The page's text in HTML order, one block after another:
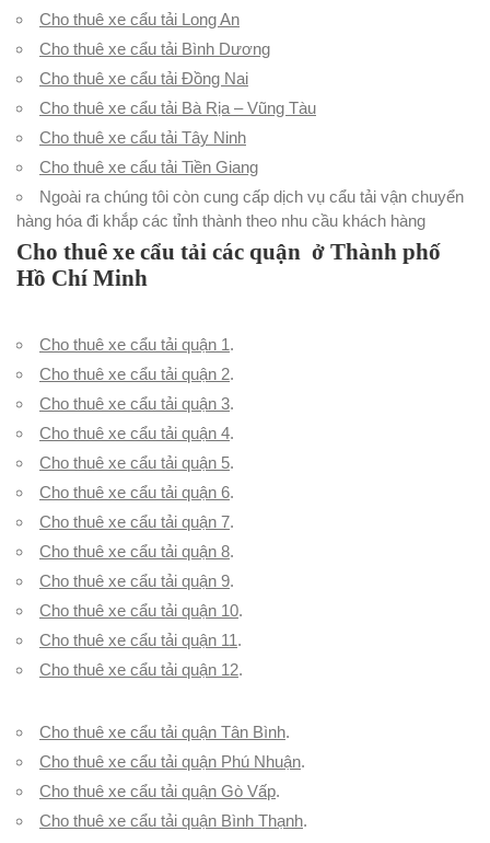
Cho thuê xe cẩu tải Long An
Cho thuê xe cẩu tải Bình Dương
Cho thuê xe cẩu tải Đồng Nai
Cho thuê xe cẩu tải Bà Rịa – Vũng Tàu
Cho thuê xe cẩu tải Tây Ninh
Cho thuê xe cẩu tải Tiền Giang
Ngoài ra chúng tôi còn cung cấp dịch vụ cẩu tải vận chuyển
hàng hóa đi khắp các tỉnh thành theo nhu cầu khách hàng
Cho thuê xe cẩu tải các quận ở Thành phố
Hồ Chí Minh
Cho thuê xe cẩu tải quận 1.
Cho thuê xe cẩu tải quận 2.
Cho thuê xe cẩu tải quận 3.
Cho thuê xe cẩu tải quận 4.
Cho thuê xe cẩu tải quận 5.
Cho thuê xe cẩu tải quận 6.
Cho thuê xe cẩu tải quận 7.
Cho thuê xe cẩu tải quận 8.
Cho thuê xe cẩu tải quận 9.
Cho thuê xe cẩu tải quận 10.
Cho thuê xe cẩu tải quận 11.
Cho thuê xe cẩu tải quận 12.
Cho thuê xe cẩu tải quận Tân Bình.
Cho thuê xe cẩu tải quận Phú Nhuận.
Cho thuê xe cẩu tải quận Gò Vấp.
Cho thuê xe cẩu tải quận Bình Thạnh.